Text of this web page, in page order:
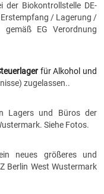
der Biokontrollstelle DE-
/ Lagerung /
gemäß EG Verordnung
für Alkohol und
zugelassen..
Lagers und Büros der
Siehe Fotos.
neues größeres und
Berlin West Wustermark